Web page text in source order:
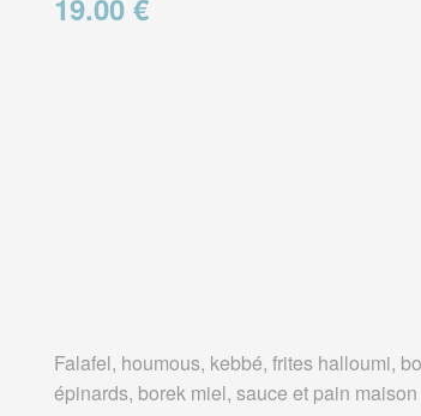
19.00 €
Falafel, houmous, kebbé, frites halloumi,
épinards, borek miel, sauce et pain maison